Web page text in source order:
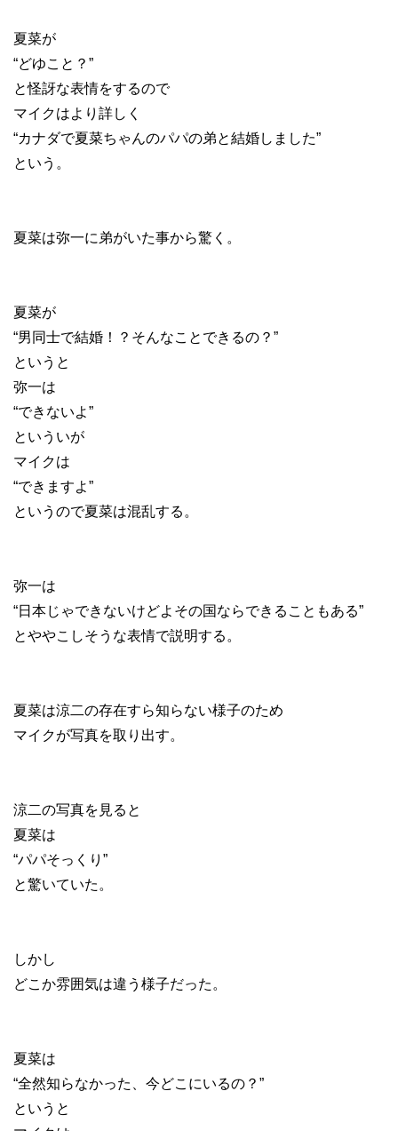
夏菜が
“どゆこと？”
と怪訝な表情をするので
マイクはより詳しく
“カナダで夏菜ちゃんのパパの弟と結婚しました”
という。
夏菜は弥一に弟がいた事から驚く。
夏菜が
“男同士で結婚！？そんなことできるの？”
というと
弥一は
“できないよ”
といういが
マイクは
“できますよ”
というので夏菜は混乱する。
弥一は
“日本じゃできないけどよその国ならできることもある”
とややこしそうな表情で説明する。
夏菜は涼二の存在すら知らない様子のため
マイクが写真を取り出す。
涼二の写真を見ると
夏菜は
“パパそっくり”
と驚いていた。
しかし
どこか雰囲気は違う様子だった。
夏菜は
“全然知らなかった、今どこにいるの？”
というと